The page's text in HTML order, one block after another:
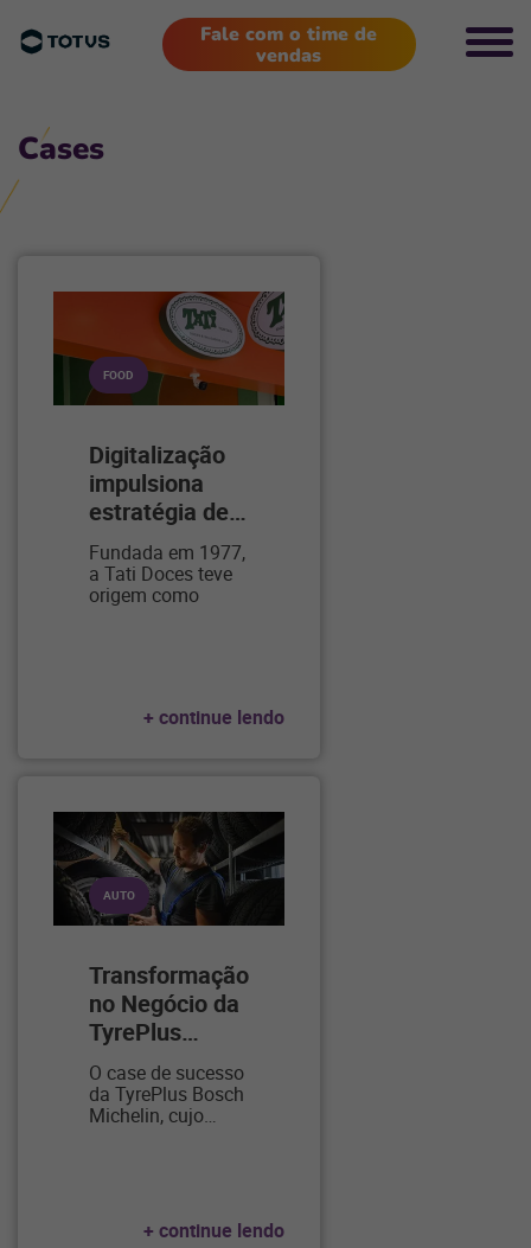
Fale com o time de
vendas
Cases
FOOD
Digitalização
impulsiona
estratégia de…
Fundada em 1977,
a Tati Doces teve
origem como
+ continue lendo
AUTO
Transformação
no Negócio da
TyrePlus…
O case de sucesso
da TyrePlus Bosch
Michelin, cujo…
+ continue lendo